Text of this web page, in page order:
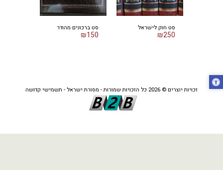
סט חוק לישראל
₪250
סט ברכונים מהודר
₪150
זכויות יוצרים © 2026 כל הזכויות שמורות - מסורת ישראל - תשמישי קדושה